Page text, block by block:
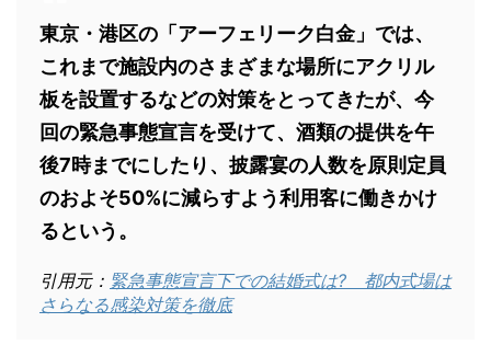
東京・港区の「アーフェリーク白金」では、
これまで施設内のさまざまな場所にアクリル
板を設置するなどの対策をとってきたが、今
回の緊急事態宣言を受けて、酒類の提供を午
後7時までにしたり、披露宴の人数を原則定員
のおよそ50%に減らすよう利用客に働きかけ
るという。
引用元： 緊急事態宣言下での結婚式は? 都内式場は
さらなる感染対策を徹底